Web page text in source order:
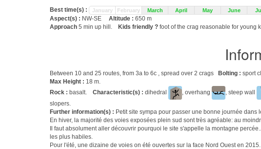
Best time(s) : January February March April May June
Aspect(s) : NW-SE Altitude : 650 m
Approach 5 min up hill. Kids friendly ? foot of the crag reasonable for young
Between 10 and 25 routes, from 3a to 6c , spread over 2 crags Bolting : sport
Max Height : 18 m.
Rock : basalt. Characteristic(s) : dihedral , overhang , steep wall
slopers.
Further information(s) : Petit site sympa pour passer une bonne journée dans
En hiver, la majorité des voies exposées plein sud sont très agréable: au
Il faut absolument aller découvrir pourquoi le site s'appelle la montagne
les plus habiles.
Pour l'été, une dizaine de voies on été ouvertes sur la face Nord Ouest en 2015.